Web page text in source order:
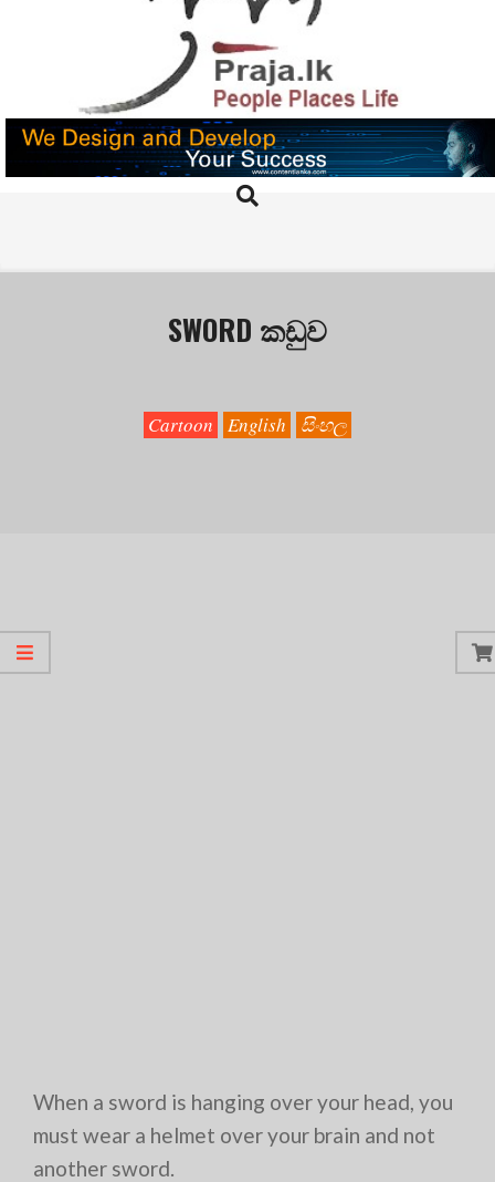
PRAJA.LK
Search
SWORD කඩුව
Cartoon English සිංහල
When a sword is hanging over your head, you
must wear a helmet over your brain and not
another sword.